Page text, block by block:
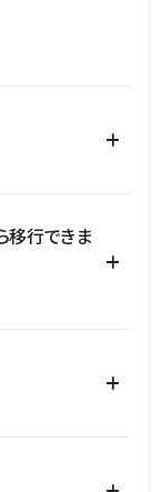
サイト、ブロ
イト、ポートフ
移行できま
したうえで、
の場合は、
けではないた
の運用、権限管